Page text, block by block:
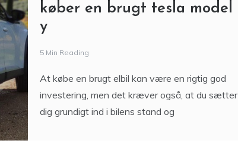
køber en brugt tesla model
y
5 Min Reading
At købe en brugt elbil kan være en rigtig god
investering, men det kræver også, at du sætter
dig grundigt ind i bilens stand og